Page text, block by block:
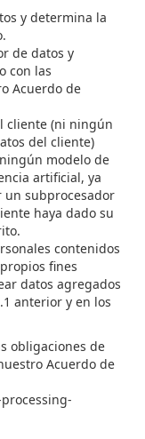
y determina la
de datos y
con las
Acuerdo de
cliente (ni ningún
del cliente)
modelo de
artificial, ya
un subprocesador
haya dado su
contenidos
fines
datos agregados
anterior y en los
obligaciones de
Acuerdo de